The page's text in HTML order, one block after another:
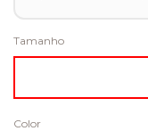
Tamanho
Color